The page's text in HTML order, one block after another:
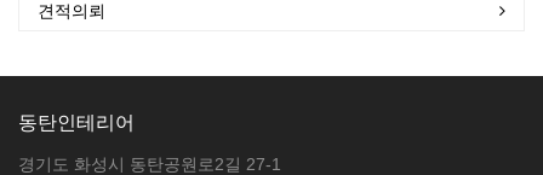
견적의뢰
동탄인테리어
경기도 화성시 동탄공원로2길 27-1